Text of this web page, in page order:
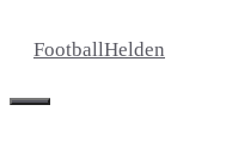
Inhalt
springen
FootballHelden